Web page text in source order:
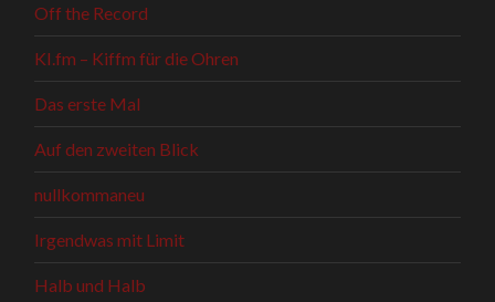
Off the Record
KI.fm – Kiffm für die Ohren
Das erste Mal
Auf den zweiten Blick
nullkommaneu
Irgendwas mit Limit
Halb und Halb